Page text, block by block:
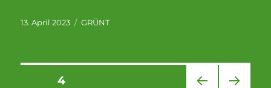
Veröffentlicht
13. April 2023 Kategorien
GRÜNT
Seitennummerierung
SEITE4